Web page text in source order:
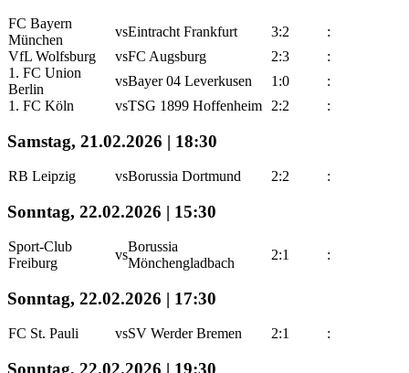
FC Bayern
München
vsEintracht Frankfurt 3:2
:
VfL Wolfsburg
vsFC Augsburg 2:3
:
1. FC Union
Berlin
vsBayer 04 Leverkusen 1:0
:
1. FC Köln
vsTSG 1899 Hoffenheim 2:2 :
Samstag, 21.02.2026 | 18:30
RB Leipzig vsBorussia Dortmund 2:2 :
Sonntag, 22.02.2026 | 15:30
Sport-Club
Freiburg
vs
Borussia
Mönchengladbach
2:1 :
Sonntag, 22.02.2026 | 17:30
FC St. Pauli vsSV Werder Bremen 2:1 :
Sonntag, 22.02.2026 | 19:30